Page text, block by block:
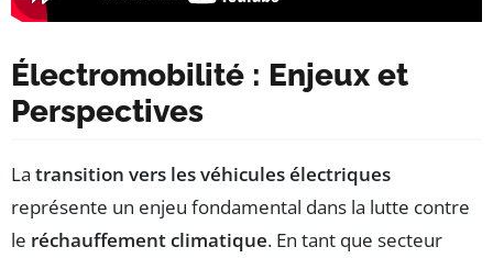
Électromobilité : Enjeux et
Perspectives
La transition vers les véhicules électriques
représente un enjeu fondamental dans la lutte contre
le réchauffement climatique. En tant que secteur